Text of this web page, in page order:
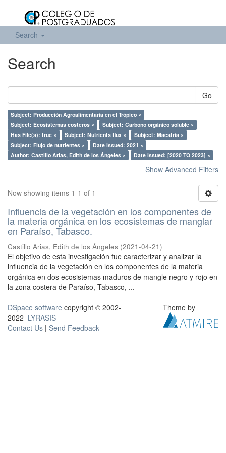
Search
Search
Go
Subject: Producción Agroalimentaria en el Trópico ×
Subject: Ecosistemas costeros ×
Subject: Carbono orgánico soluble ×
Has File(s): true ×
Subject: Nutrients flux ×
Subject: Maestría ×
Subject: Flujo de nutrientes ×
Date issued: 2021 ×
Author: Castillo Arias, Edith de los Ángeles ×
Date issued: [2020 TO 2023] ×
Show Advanced Filters
Now showing items 1-1 of 1
Influencia de la vegetación en los componentes de
la materia orgánica en los ecosistemas de manglar
en Paraíso, Tabasco.
Castillo Arias, Edith de los Ángeles (2021-04-21)
El objetivo de esta investigación fue caracterizar y analizar la
influencia de la vegetación en los componentes de la materia
orgánica en dos ecosistemas maduros de mangle negro y rojo en
la zona costera de Paraíso, Tabasco, ...
DSpace software copyright © 2002-
2022 LYRASIS
Contact Us | Send Feedback
Theme by